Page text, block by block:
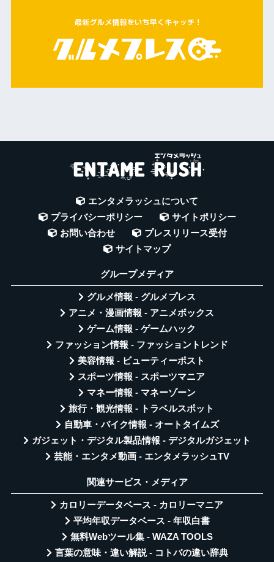
エンタメラッシュについて
プライバシーポリシー
サイトポリシー
お問い合わせ
プレスリリース受付
サイトマップ
グループメディア
グルメ情報 - グルメプレス
アニメ・漫画情報 - アニメボックス
ゲーム情報 - ゲームハック
ファッション情報 - ファッショントレンド
美容情報 - ビューティーポスト
スポーツ情報 - スポーツマニア
マネー情報 - マネーゾーン
旅行・観光情報 - トラベルスポット
自動車・バイク情報 - オートタイムズ
ガジェット・デジタル製品情報 - デジタルガジェット
芸能・エンタメ動画 - エンタメラッシュTV
関連サービス・メディア
カロリーデータベース - カロリーマニア
平均年収データベース - 年収白書
無料Webツール集 - WAZA TOOLS
言葉の意味・違い解説 - コトバの違い辞典